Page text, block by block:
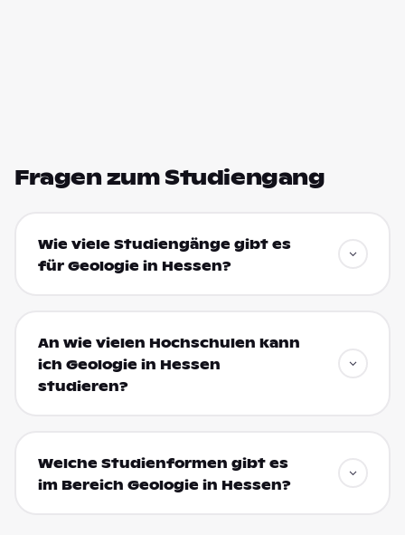
Fragen zum Studiengang
Wie viele Studiengänge gibt es
für Geologie in Hessen?
An wie vielen Hochschulen kann
ich Geologie in Hessen
studieren?
Welche Studienformen gibt es
im Bereich Geologie in Hessen?